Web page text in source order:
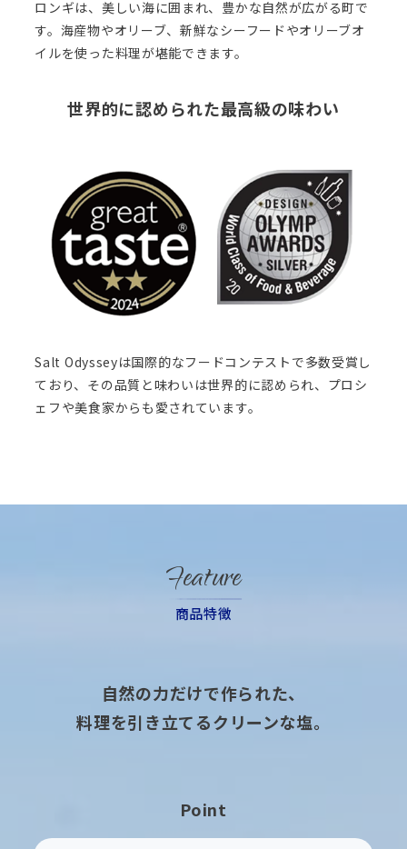
ロンギは、美しい海に囲まれ、豊かな自然が広がる町で
す。海産物やオリーブ、新鮮なシーフードやオリーブオ
イルを使った料理が堪能できます。
世界的に認められた最高級の味わい
Salt Odysseyは国際的なフードコンテストで多数受賞し
ており、その品質と味わいは世界的に認められ、プロシ
ェフや美食家からも愛されています。
Feature
商品特徴
自然の力だけで作られた、
料理を引き立てるクリーンな塩。
Point